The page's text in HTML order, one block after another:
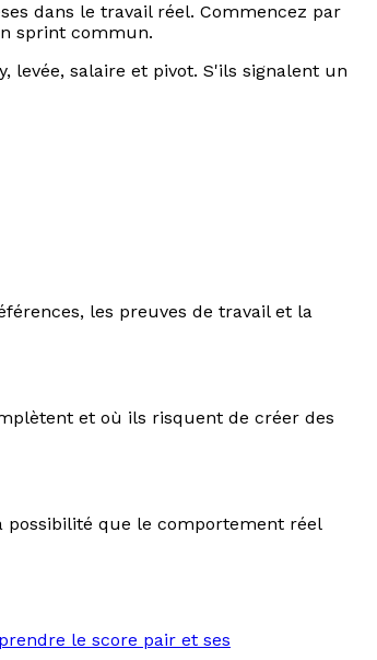
dans le travail réel. Commencez par
sprint commun.
salaire et pivot. S'ils signalent un
les preuves de travail et la
et où ils risquent de créer des
possibilité que le comportement réel
le score pair et ses